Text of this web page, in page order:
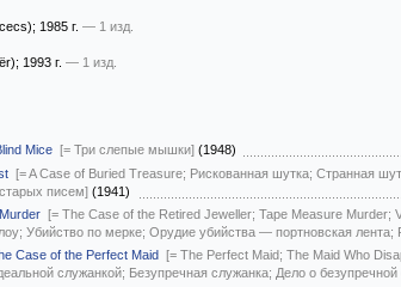
; 1985 г. — 1 изд.
; 1993 г. — 1 изд.
Mice [= Три слепые мышки] (1948)
[= A Case of Buried Treasure; Рискованная шутка; Странная
писем] (1941)
[= The Case of the Retired Jeweller; Tape Measure
Убийство по мерке; Орудие убийства — портновская лента;
Case of the Perfect Maid [= The Perfect Maid; The Maid Who
служанкой; Безупречная служанка; Дело о